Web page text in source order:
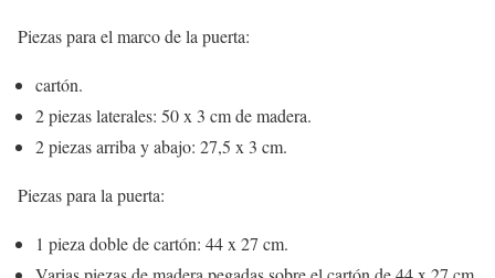
Piezas para el marco de la puerta:
cartón.
2 piezas laterales: 50 x 3 cm de madera.
2 piezas arriba y abajo: 27,5 x 3 cm.
Piezas para la puerta:
1 pieza doble de cartón: 44 x 27 cm.